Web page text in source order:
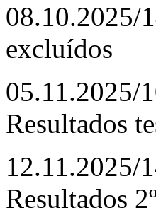
08.10.2025/
excluídos
05.11.2025/
Resultados
12.11.2025/
Resultados